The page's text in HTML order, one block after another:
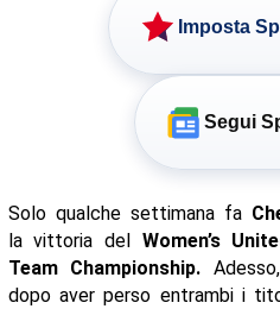
Imposta
Segui
Solo qualche settimana fa
la vittoria del Women’s
Team Championship.
dopo aver perso entrambi i